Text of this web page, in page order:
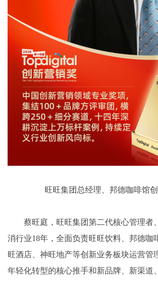
旺旺集团总经理、邦德咖啡馆
蔡旺庭，旺旺集团第二代核心管理者
消行业18年，全面负责旺旺饮料、邦德咖
旺酒店、神旺地产等创新业务板块运营管
年轻化转型的核心推手和新品牌、新渠道